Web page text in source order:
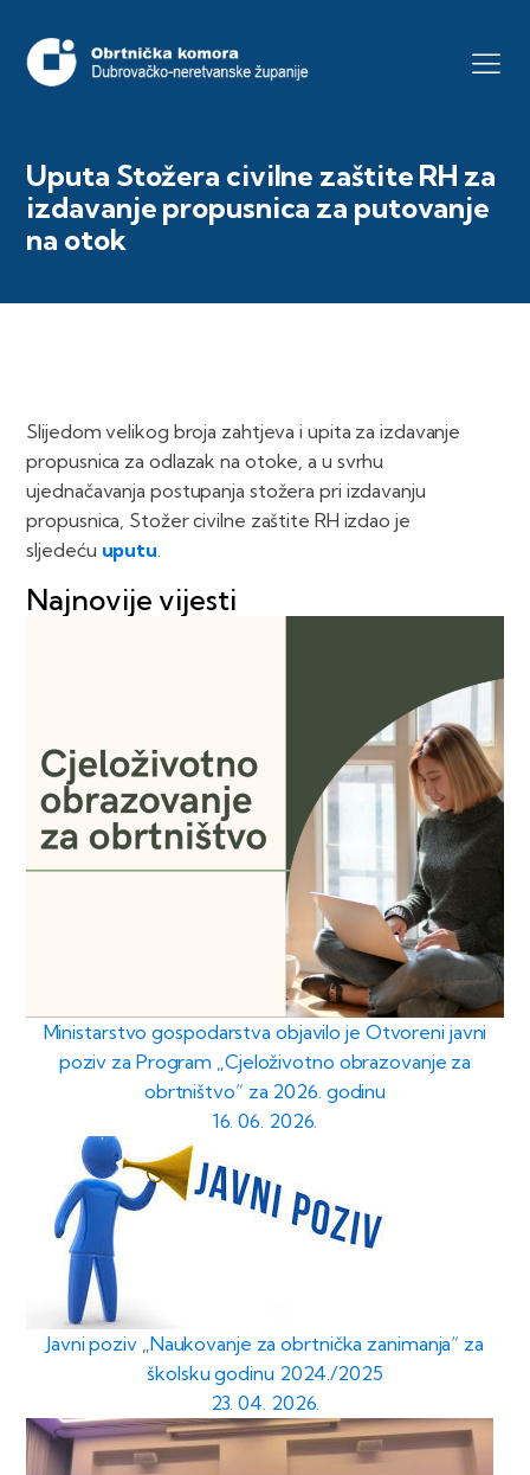
Uputa Stožera civilne zaštite RH za
izdavanje propusnica za putovanje
na otok
Slijedom velikog broja zahtjeva i upita za izdavanje
propusnica za odlazak na otoke, a u svrhu
ujednačavanja postupanja stožera pri izdavanju
propusnica, Stožer civilne zaštite RH izdao je
sljedeću uputu.
Najnovije vijesti
Ministarstvo gospodarstva objavilo je Otvoreni javni
poziv za Program „Cjeloživotno obrazovanje za
obrtništvo“ za 2026. godinu
16. 06. 2026.
Javni poziv „Naukovanje za obrtnička zanimanja“ za
školsku godinu 2024./2025
23. 04. 2026.